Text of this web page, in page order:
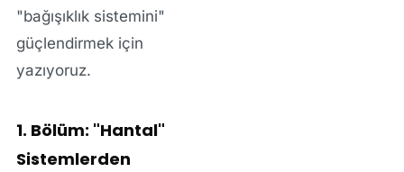
"bağışıklık sistemini"
güçlendirmek için
yazıyoruz.
1. Bölüm: "Hantal"
Sistemlerden